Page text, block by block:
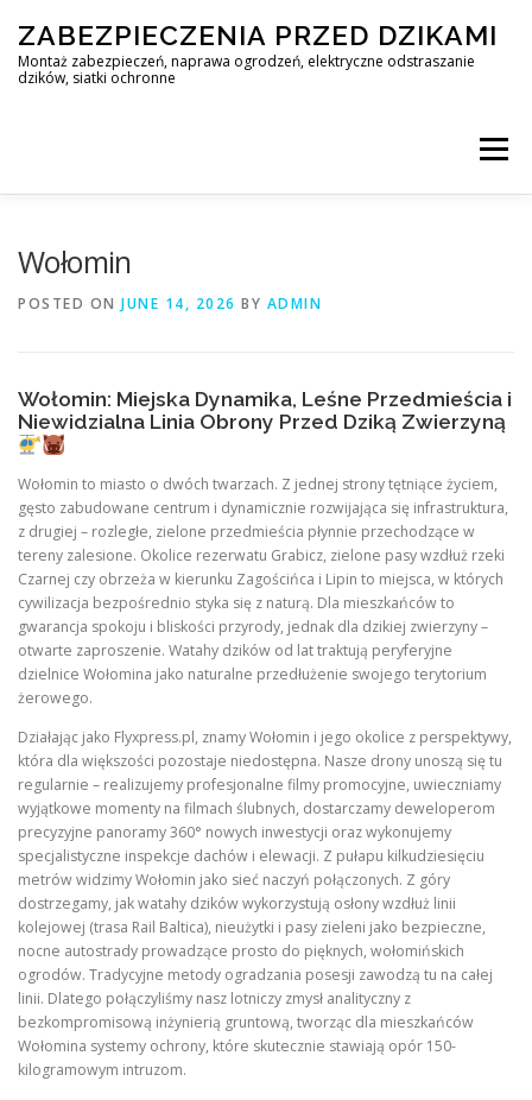
content
ZABEZPIECZENIA PRZED DZIKAMI
Montaż zabezpieczeń, naprawa ogrodzeń, elektryczne odstraszanie
dzików, siatki ochronne
Menu
ZABEZPIECZENIA PRZED DZIKAMI BLOG
KONTAKT
Wołomin
POSTED ON JUNE 14, 2026 BY ADMIN
Wołomin: Miejska Dynamika, Leśne Przedmieścia i
Niewidzialna Linia Obrony Przed Dziką Zwierzyną
Wołomin to miasto o dwóch twarzach. Z jednej strony tętniące życiem,
gęsto zabudowane centrum i dynamicznie rozwijająca się infrastruktura,
z drugiej – rozległe, zielone przedmieścia płynnie przechodzące w
tereny zalesione. Okolice rezerwatu Grabicz, zielone pasy wzdłuż rzeki
Czarnej czy obrzeża w kierunku Zagościńca i Lipin to miejsca, w których
cywilizacja bezpośrednio styka się z naturą. Dla mieszkańców to
gwarancja spokoju i bliskości przyrody, jednak dla dzikiej zwierzyny –
otwarte zaproszenie. Watahy dzików od lat traktują peryferyjne
dzielnice Wołomina jako naturalne przedłużenie swojego terytorium
żerowego.
Działając jako Flyxpress.pl, znamy Wołomin i jego okolice z perspektywy,
która dla większości pozostaje niedostępna. Nasze drony unoszą się tu
regularnie – realizujemy profesjonalne filmy promocyjne, uwieczniamy
wyjątkowe momenty na filmach ślubnych, dostarczamy deweloperom
precyzyjne panoramy 360° nowych inwestycji oraz wykonujemy
specjalistyczne inspekcje dachów i elewacji. Z pułapu kilkudziesięciu
metrów widzimy Wołomin jako sieć naczyń połączonych. Z góry
dostrzegamy, jak watahy dzików wykorzystują osłony wzdłuż linii
kolejowej (trasa Rail Baltica), nieużytki i pasy zieleni jako bezpieczne,
nocne autostrady prowadzące prosto do pięknych, wołomińskich
ogrodów. Tradycyjne metody ogradzania posesji zawodzą tu na całej
linii. Dlatego połączyliśmy nasz lotniczy zmysł analityczny z
bezkompromisową inżynierią gruntową, tworząc dla mieszkańców
Wołomina systemy ochrony, które skutecznie stawiają opór 150-
kilogramowym intruzom.